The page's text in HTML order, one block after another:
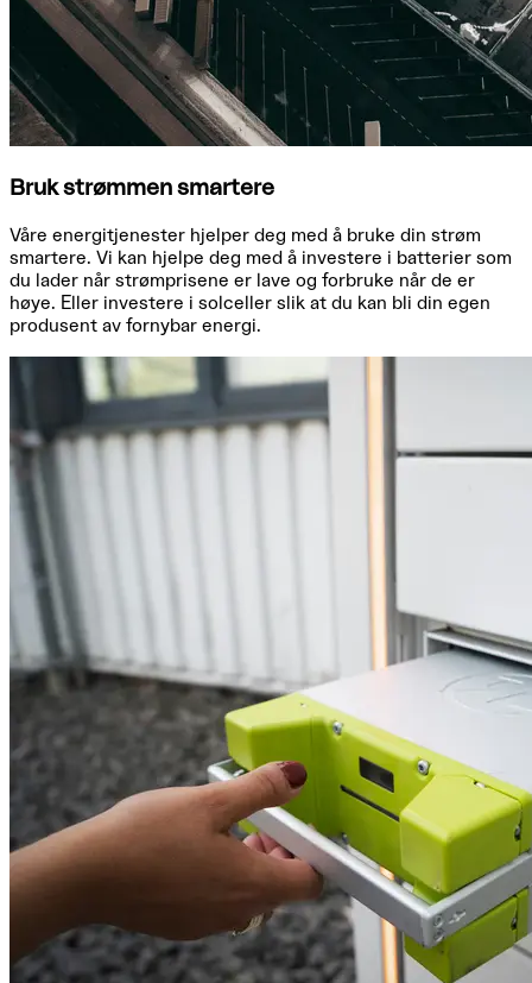
Bruk strømmen smartere
Våre energitjenester hjelper deg med å bruke din strøm
smartere. Vi kan hjelpe deg med å investere i batterier som
du lader når strømprisene er lave og forbruke når de er
høye. Eller investere i solceller slik at du kan bli din egen
produsent av fornybar energi.